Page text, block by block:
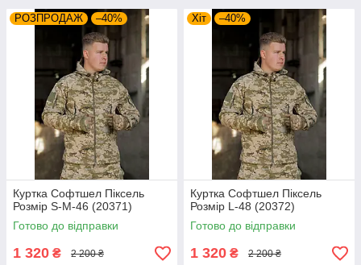
РОЗПРОДАЖ –40%
Куртка Софтшел Піксель
Розмір S-M-46 (20371)
Готово до відправки
1 320 ₴ 2 200 ₴
Хіт –40%
Куртка Софтшел Піксель
Розмір L-48 (20372)
Готово до відправки
1 320 ₴ 2 200 ₴